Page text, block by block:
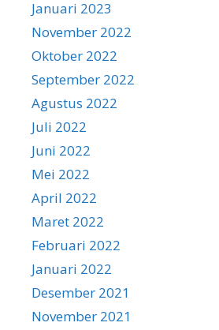
Januari 2023
November 2022
Oktober 2022
September 2022
Agustus 2022
Juli 2022
Juni 2022
Mei 2022
April 2022
Maret 2022
Februari 2022
Januari 2022
Desember 2021
November 2021